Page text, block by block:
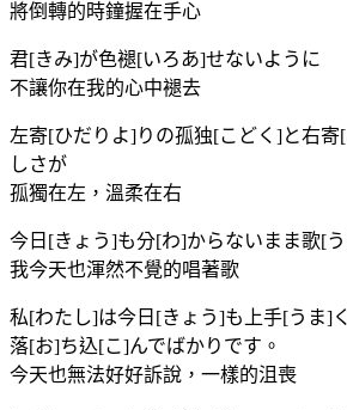
將倒轉的時鐘握在手心
君[きみ]が色褪[いろあ]せないように
不讓你在我的心中褪去
左寄[ひだりよ]りの孤独[こどく]と右
しさが
孤獨在左，溫柔在右
今日[きょう]も分[わ]からないまま歌[う
我今天也渾然不覺的唱著歌
私[わたし]は今日[きょう]も上手[うま]
落[お]ち込[こ]んでばかりです。
今天也無法好好訴說，一樣的沮喪